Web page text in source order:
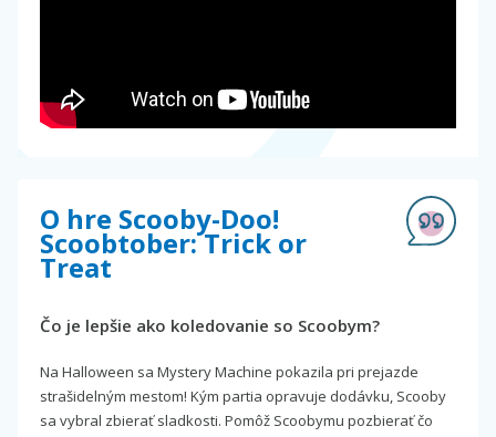
O hre Scooby-Doo!
Scoobtober: Trick or
Treat
Čo je lepšie ako koledovanie so Scoobym?
Na Halloween sa Mystery Machine pokazila pri prejazde
strašidelným mestom! Kým partia opravuje dodávku, Scooby
sa vybral zbierať sladkosti. Pomôž Scoobymu pozbierať čo